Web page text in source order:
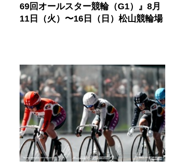
69回オールスター競輪（G1）』8月
11日（火）〜16日（日）松山競輪場